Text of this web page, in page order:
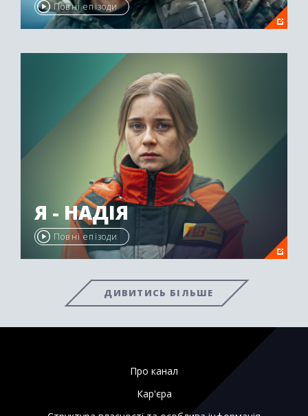
Повні епізоди
Я - НАДІЯ
Повні епізоди
ДИВИТИСЬ БІЛЬШЕ
Про канал
Кар'єра